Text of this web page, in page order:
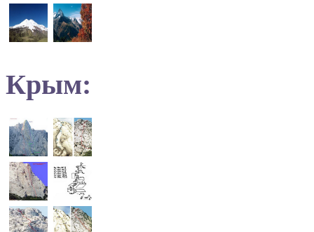
Крым: